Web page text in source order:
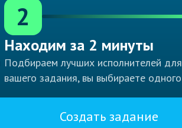
2
Находим за 2 минуты
Подбираем лучших исполнителей для
вашего задания, вы выбираете одного
Создать задание